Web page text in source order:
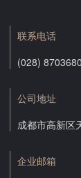
联系电话
(028)
公司地址
成都市高新区
企业邮箱